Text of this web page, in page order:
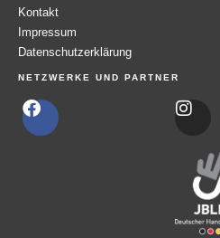
Kontakt
Impressum
Datenschutzerklärung
NETZWERKE UND PARTNER
F
t
a
g
r